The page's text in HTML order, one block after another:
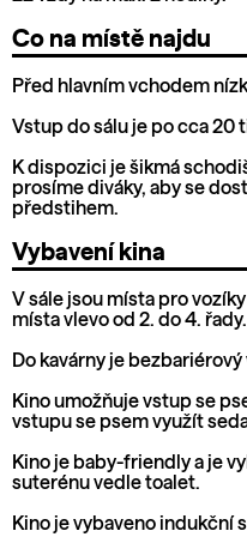
Co na místě najdu
Před hlavním vchodem
Vstup do sálu je po cca 20
K dispozici je šikmá
prosíme diváky, aby se
předstihem.
Vybavení kina
V sále jsou místa pro
místa vlevo od 2. do 4. řady.
Do kavárny je
Kino umožňuje vstup se
vstupu se psem využít
Kino je baby-friendly a je
suterénu vedle toalet.
Kino je vybaveno indukční